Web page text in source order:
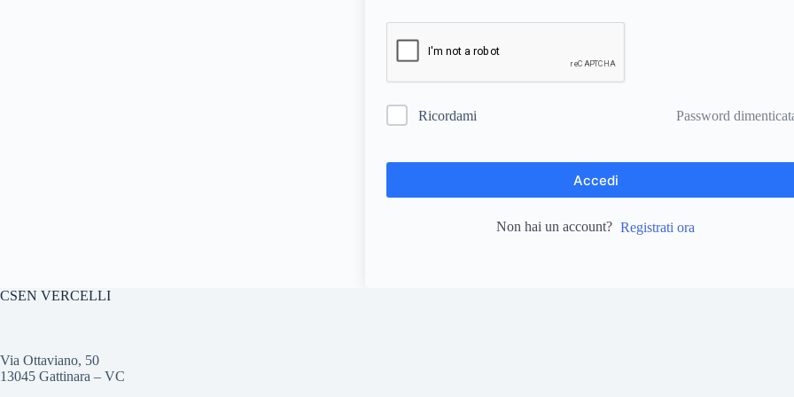
Ricordami Password
Accedi
Non hai un account? Registrati ora
CSEN VERCELLI
Via Ottaviano, 50
13045 Gattinara – VC